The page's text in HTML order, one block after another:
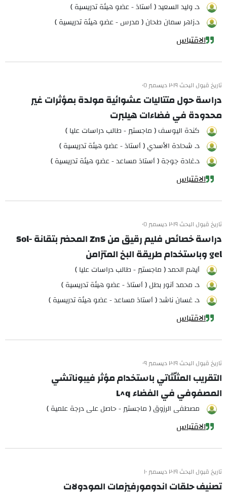
د. وليد السعيد ( أستاذ - عضو هيئة تدريسية )
د.زاهر سمان طحان ( مدرس - عضو هيئة تدريسية )
الاقتباس
تاريخ قبول البحث ٢٠١٩ ديسمبر ٠٥
دراسة حول متتاليات عشوائية مولدة بمؤثرات غير
محدودة في فضاءات هيلبرت
كندة اليوسف ( ماجستير - طالب دراسات عليا )
د. شحادة الأسدي ( أستاذ - عضو هيئة تدريسية )
د.غادة جوجة ( أستاذ مساعد - عضو هيئة تدريسية )
الاقتباس
تاريخ قبول البحث ٢٠١٩ ديسمبر ٠٥
دراسة خصائص فليم رقيق من ZnS المحضر بتقانة Sol-
gel وباستخدام طريقة البخ المتزامن
أيهم الحمد ( ماجستير - طالب دراسات عليا )
د. محمد أنور بطل ( أستاذ - عضو هيئة تدريسية )
د. غسان ناشد ( أستاذ مساعد - عضو هيئة تدريسية )
الاقتباس
تاريخ قبول البحث ٢٠١٩ ديسمبر ٠٩
التقريب المثلّثاتي باستخدام مؤثر فيبوناتشي
المصفوفي في الفضاء L^q
مصطفى الرزوق ( ماجستير - حاصل على درجة علمية )
الاقتباس
تاريخ قبول البحث ٢٠١٩ ديسمبر ١٠
تصنيف حلقات اندومورفيزمات المودولات